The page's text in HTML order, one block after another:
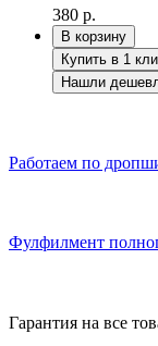
380 р.
В корзину
Купить в 1
Нашли
Работаем по
Фулфилмент
Гарантия на все